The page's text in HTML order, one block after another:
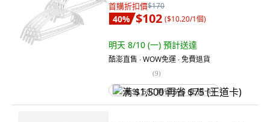
首購折扣價$170
40% $102 ($10.20/1個)
明天 8/10 (一) 預計送達
酷澎直售 ∙ WOW免運 ∙ 免費退貨
(9)
满 $1,500 再省 $75 (王道卡)